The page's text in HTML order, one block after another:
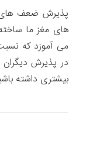
پذیرش ضعف های
های مغز ما
می آموزد که
در پذیرش
بیشتری داشته